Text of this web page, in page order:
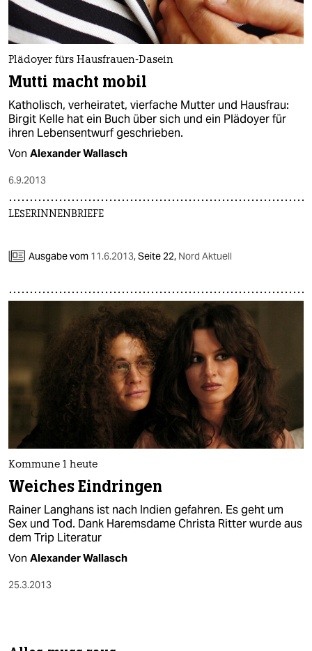
Plädoyer fürs Hausfrauen-Dasein
Mutti macht mobil
Katholisch, verheiratet, vierfache Mutter und Hausfrau:
Birgit Kelle hat ein Buch über sich und ein Plädoyer für
ihren Lebensentwurf geschrieben.
Von Alexander Wallasch
6.9.2013
LESERINNENBRIEFE
Ausgabe vom 11.6.2013,Seite 22, Nord Aktuell
Kommune 1 heute
Weiches Eindringen
Rainer Langhans ist nach Indien gefahren. Es geht um
Sex und Tod. Dank Haremsdame Christa Ritter wurde aus
dem Trip Literatur
Von Alexander Wallasch
25.3.2013